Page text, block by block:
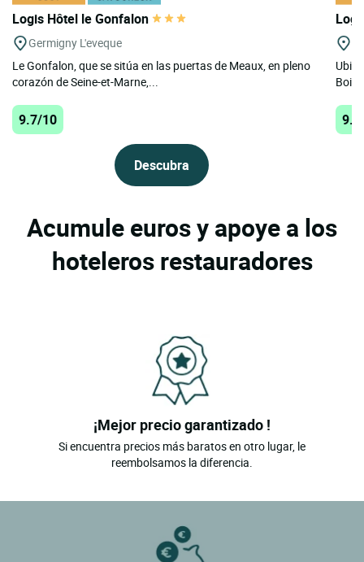
Logis Hôtel le Gonfalon
Germigny L'eveque
Le Gonfalon, que se sitúa en las puertas de Meaux, en pleno
corazón de Seine-et-Marne,...
9.7/10
Descubra
Bois,
Acumule euros y apoye a los
hoteleros restauradores
¡Mejor precio garantizado !
Si encuentra precios más baratos en otro lugar, le
reembolsamos la diferencia.